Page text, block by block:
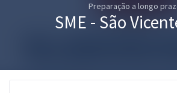
Graduação
Preparação a longo
SME - São